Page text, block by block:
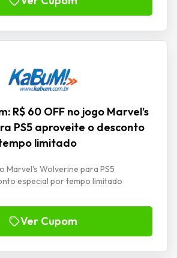
R$ 60 OFF no jogo Marvel’s
PS5 aproveite o desconto
limitado
Marvel's Wolverine para PS5
especial por tempo limitado
Ver Cupom